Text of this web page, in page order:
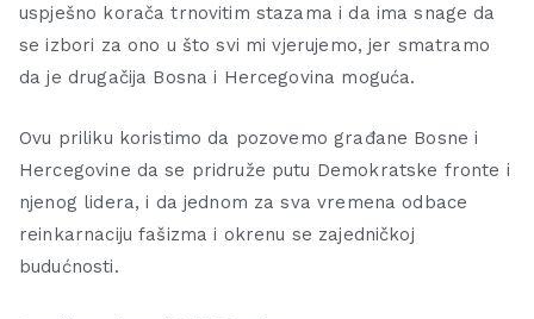
uspješno korača trnovitim stazama i da ima snage da
se izbori za ono u što svi mi vjerujemo, jer smatramo
da je drugačija Bosna i Hercegovina moguća.
Ovu priliku koristimo da pozovemo građane Bosne i
Hercegovine da se pridruže putu Demokratske fronte i
njenog lidera, i da jednom za sva vremena odbace
reinkarnaciju fašizma i okrenu se zajedničkoj
budućnosti.